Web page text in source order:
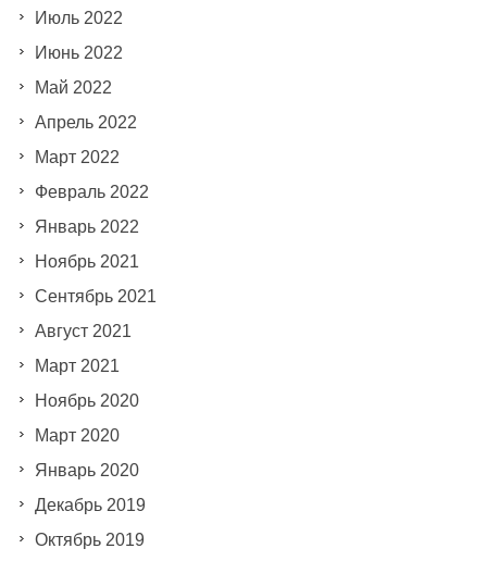
Июль 2022
Июнь 2022
Май 2022
Апрель 2022
Март 2022
Февраль 2022
Январь 2022
Ноябрь 2021
Сентябрь 2021
Август 2021
Март 2021
Ноябрь 2020
Март 2020
Январь 2020
Декабрь 2019
Октябрь 2019